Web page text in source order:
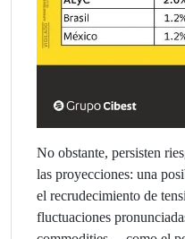
No obstante, persisten
las proyecciones: una
el recrudecimiento de
fluctuaciones